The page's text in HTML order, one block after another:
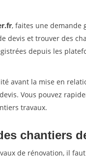
, faites une demande
devis et trouver des
depuis les
avant la mise en
Vous pouvez
travaux.
chantiers
de rénovation, il